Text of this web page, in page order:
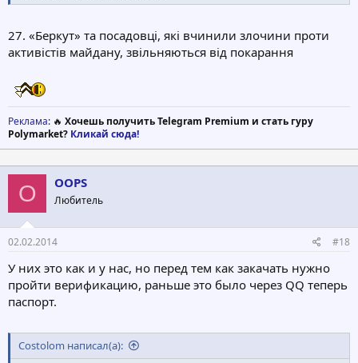
27. «Беркут» та посадовці, які вчинили злочини проти
активістів майдану, звільняються від покарання
Реклама: 🔥 Хочешь получить Telegram Premium и стать гуру
Polymarket? Кликай сюда!
O OOPS
Любитель
02.02.2014 #18
У них это как и у нас, но перед тем как закачать нужно
пройти верификацию, раньше это было через QQ теперь
паспорт.
Costolom написал(а):